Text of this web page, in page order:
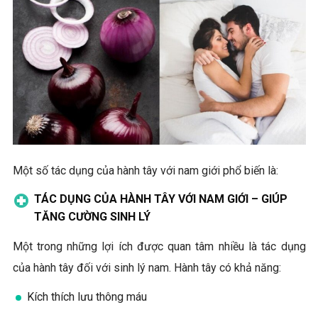
Một số tác dụng của hành tây với nam giới phổ biến là:
TÁC DỤNG CỦA HÀNH TÂY VỚI NAM GIỚI – GIÚP
TĂNG CƯỜNG SINH LÝ
Một trong những lợi ích được quan tâm nhiều là tác dụng
của hành tây đối với sinh lý nam. Hành tây có khả năng:
Kích thích lưu thông máu